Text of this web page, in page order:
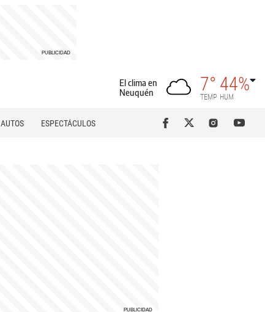
El clima en
Neuquén
7°
TEMP
44%
HUM
AUTOS
ESPECTÁCULOS